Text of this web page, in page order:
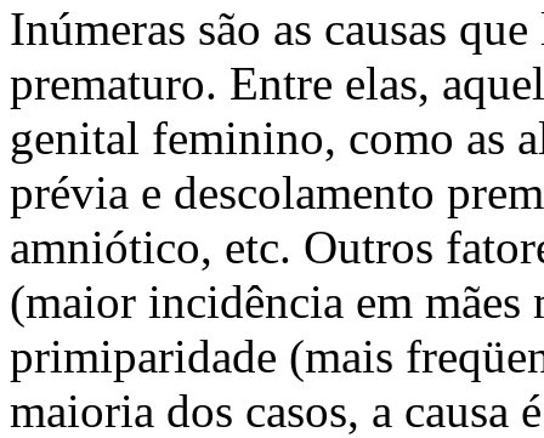
Inúmeras são as causas
prematuro. Entre elas,
genital feminino, como as
prévia e descolamento
amniótico, etc. Outros
(maior incidência em mães
primiparidade (mais
maioria dos casos, a causa